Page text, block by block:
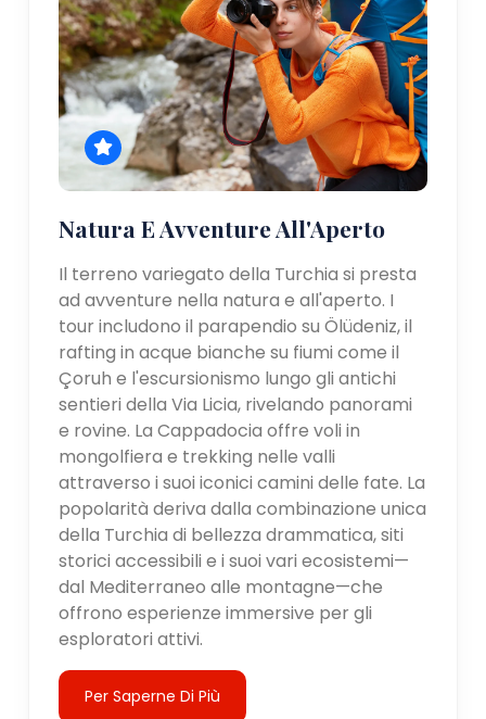
Natura E Avventure All'Aperto
Il terreno variegato della Turchia si presta
ad avventure nella natura e all'aperto. I
tour includono il parapendio su Ölüdeniz, il
rafting in acque bianche su fiumi come il
Çoruh e l'escursionismo lungo gli antichi
sentieri della Via Licia, rivelando panorami
e rovine. La Cappadocia offre voli in
mongolfiera e trekking nelle valli
attraverso i suoi iconici camini delle fate. La
popolarità deriva dalla combinazione unica
della Turchia di bellezza drammatica, siti
storici accessibili e i suoi vari ecosistemi—
dal Mediterraneo alle montagne—che
offrono esperienze immersive per gli
esploratori attivi.
Per Saperne Di Più